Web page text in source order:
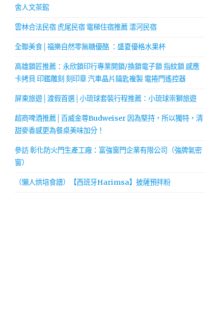
舍人文茶館
雲林合法民宿 虎尾民宿 電梯住宿推薦 澐河民宿
全聯美食│福樂自然零無糖優酪 ：盛夏優格水果杯
高雄鎖匠推薦：永欣鎖印行專業開鎖/換鎖電子鎖 指紋鎖 感應
卡拷貝 印鑑雕刻 刻印章 汽車晶片鑰匙複製 電捲門遙控器
屏東旅遊│渡假首選│小琉球套裝行程推薦：小琉球崇獅旅遊
超商啤酒推薦│百威金尊Budweiser 因為堅持，所以獨特，清
甜麥香感更為餐桌美味加分！
參訪 彰化防火門生產工廠：富強窗門企業有限公司（強牌氣密
窗）
（懶人烘培食譜）【西班牙Harimsa】披薩預拌粉